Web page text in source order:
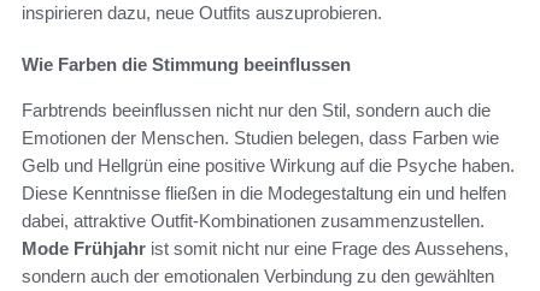
inspirieren dazu, neue Outfits auszuprobieren.
Wie Farben die Stimmung beeinflussen
Farbtrends beeinflussen nicht nur den Stil, sondern auch die
Emotionen der Menschen. Studien belegen, dass Farben wie
Gelb und Hellgrün eine positive Wirkung auf die Psyche haben.
Diese Kenntnisse fließen in die Modegestaltung ein und helfen
dabei, attraktive Outfit-Kombinationen zusammenzustellen.
Mode Frühjahr ist somit nicht nur eine Frage des Aussehens,
sondern auch der emotionalen Verbindung zu den gewählten